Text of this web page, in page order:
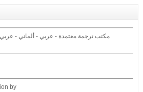
مكتب ترجمة معتمدة - عربي - ألماني -
by